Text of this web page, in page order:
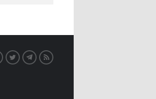
VK TwitterTelegram
RSS